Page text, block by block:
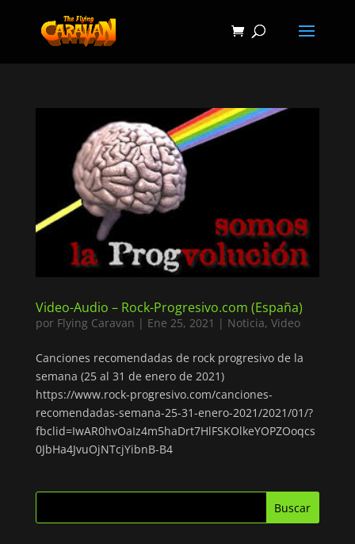
Video-Audio – Rock-Progresivo.com (España)
por Flying Caravan | Ene 25, 2021 | Noticia, Video
Canciones recomendadas de rock progresivo de la
semana (25 al 31 de enero de 2021)
https://www.rock-progresivo.com/canciones-
recomendadas-semana-25-31-enero-2021/2021/01/?
fbclid=IwAR0hvOaIz4m5haDrt7HlFSKOlkeYOPZOoqcs
0JbHa4JvuOjNTcjYibnB-B4